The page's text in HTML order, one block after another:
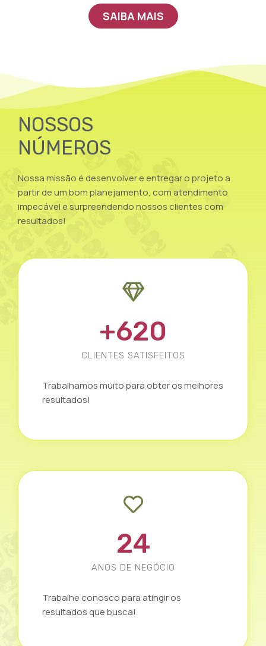
SAIBA MAIS
NOSSOS
NÚMEROS
Nossa missão é desenvolver e entregar o projeto a
partir de um bom planejamento, com atendimento
impecável e surpreendendo nossos clientes com
resultados!
+620
CLIENTES SATISFEITOS
Trabalhamos muito para obter os melhores
resultados!
24
ANOS DE NEGÓCIO
Trabalhe conosco para atingir os
resultados que busca!